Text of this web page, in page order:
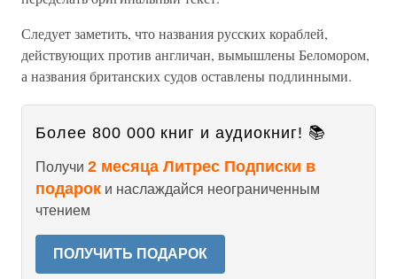
Следует заметить, что названия русских кораблей,
действующих против англичан, вымышлены Беломором,
а названия британских судов оставлены подлинными.
Более 800 000 книг и аудиокниг! 📚
Получи 2 месяца Литрес Подписки в
подарок и наслаждайся неограниченным
чтением
ПОЛУЧИТЬ ПОДАРОК